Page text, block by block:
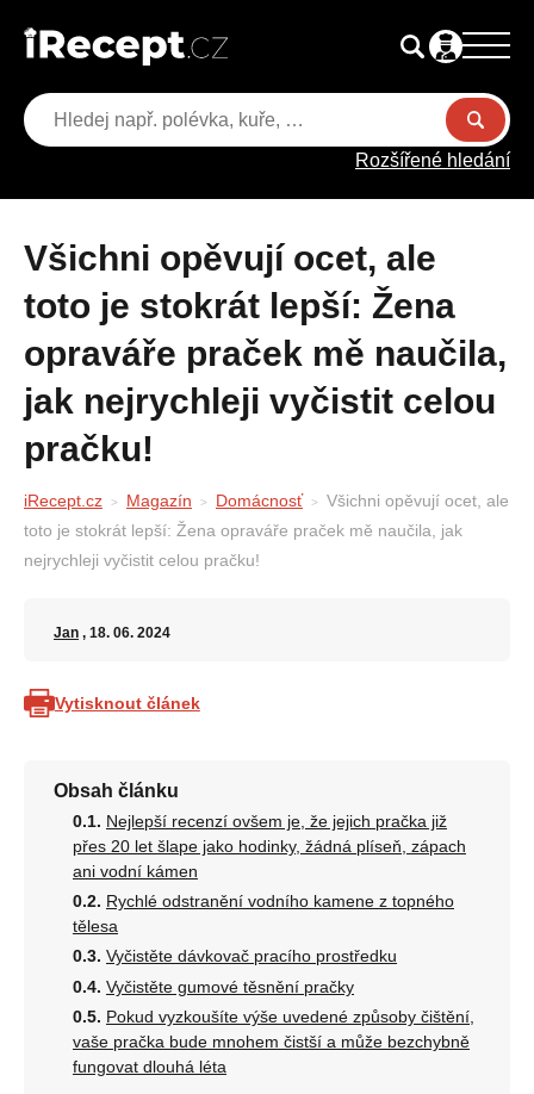
Rozšířené hledání
Všichni opěvují ocet, ale
toto je stokrát lepší: Žena
opraváře praček mě naučila,
jak nejrychleji vyčistit celou
pračku!
iRecept.cz Magazín Domácnosť
Všichni opěvují ocet, ale
toto je stokrát lepší: Žena opraváře praček mě naučila, jak
nejrychleji vyčistit celou pračku!
Jan , 18. 06. 2024
Vytisknout článek
Obsah článku
Nejlepší recenzí ovšem je, že jejich pračka již
přes 20 let šlape jako hodinky, žádná plíseň, zápach
ani vodní kámen
Rychlé odstranění vodního kamene z topného
tělesa
Vyčistěte dávkovač pracího prostředku
Vyčistěte gumové těsnění pračky
Pokud vyzkoušíte výše uvedené způsoby čištění,
vaše pračka bude mnohem čistší a může bezchybně
fungovat dlouhá léta